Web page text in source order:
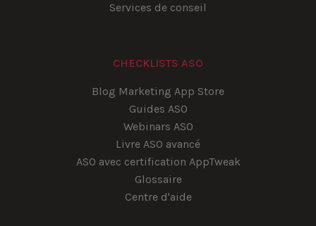
Services de conseil
CHECKLISTS ASO
Blog Marketing App Store
Guides ASO
Webinars ASO
Livre ASO avancé
ASO avec certification AppTweak
Glossaire
Centre d'aide